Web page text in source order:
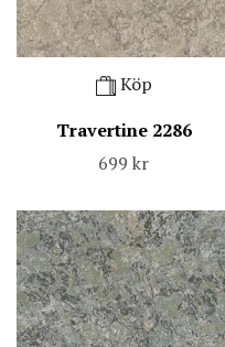
Köp
Travertine 2286
699 kr